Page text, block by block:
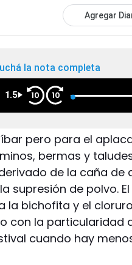
Agregar
la nota completa
1.5 10 10
pero para el
bermas y
de la caña
supresión de polvo.
la bichofita y el
con la particularidad
cuando hay